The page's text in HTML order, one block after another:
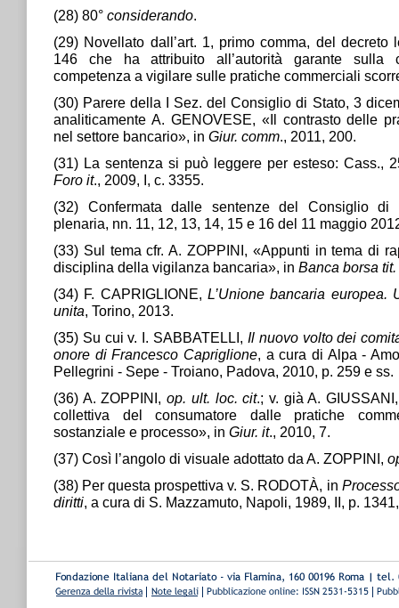
(28) 80° considerando
(29) Novellato dall’art. 1, primo comma, del decreto
146 che ha attribuito all’autorità garante sulla
competenza a vigilare sulle pratiche commerciali
(30) Parere della I Sez. del Consiglio di Stato, 3
analiticamente A. GENOVESE, «Il contrasto delle
nel settore bancario», in Giur. comm ., 2011, 200.
(31) La sentenza si può leggere per esteso: Cass.,
Foro it., 2009, I, c. 3355.
(32) Confermata dalle sentenze del Consiglio di
plenaria, nn. 11, 12, 13, 14, 15 e 16 del 11 maggio
(33) Sul tema cfr. A. ZOPPINI, «Appunti in tema di
disciplina della vigilanza bancaria», in Banca borsa
(34) F. CAPRIGLIONE, L’Unione bancaria europea.
unita , Torino, 2013.
(35) Su cui v. I. SABBATELLI, Il nuovo volto dei
onore di Francesco Capriglione, a cura di Alpa -
Pellegrini - Sepe - Troiano, Padova, 2010, p. 259 e ss.
(36) A. ZOPPINI,op. ult. loc. cit.; v. già A.
collettiva del consumatore dalle pratiche
sostanziale e processo», in Giur. it., 2010, 7.
(37) Così l’angolo di visuale adottato da A. ZOPPINI,
(38) Per questa prospettiva v. S. RODOTÀ, in
diritti , a cura di S. Mazzamuto, Napoli, 1989, II, p.